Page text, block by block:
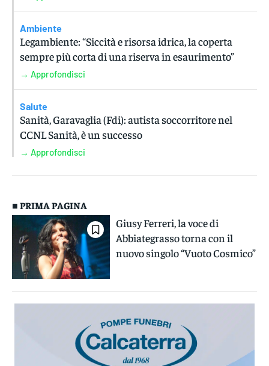
Ambiente
Legambiente: “Siccità e risorsa idrica, la coperta
sempre più corta di una riserva in esaurimento”
→ Approfondisci
Salute
Sanità, Garavaglia (Fdi): autista soccorritore nel
CCNL Sanità, è un successo
→ Approfondisci
■ PRIMA PAGINA
Giusy Ferreri, la voce di
Abbiategrasso torna con il
nuovo singolo “Vuoto Cosmico”